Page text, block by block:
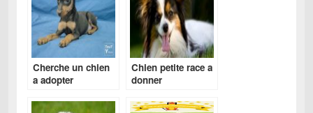
Cherche un chien
a adopter
Chien petite race a
donner